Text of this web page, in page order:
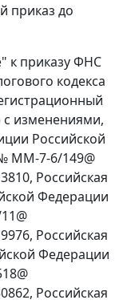
приказ до
к приказу ФНС
кодекса
изменениями,
Российской
№ ММ-7-6/149@
Российская
Федерации
Российская
Федерации
Российская